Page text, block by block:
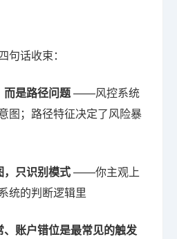
句话收束：
而是路径问题——风控系统
图；路径特征决定了风险暴
，只识别模式——你主观上
统的判断逻辑里
账户错位是最常见的触发